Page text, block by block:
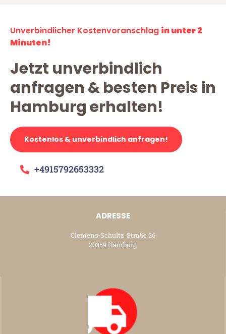
Unverbindlicher Kostenvoranschlag in unter 2
Minuten!
Jetzt unverbindlich
anfragen & besten Preis in
Hamburg erhalten!
Kostenlos & unverbindlich anfragen!
+4915792653332
ADRESSE
Clemens-Schultz-Straße 26
20359 Hamburg